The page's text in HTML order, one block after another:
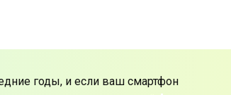
годы, и если ваш смартфон